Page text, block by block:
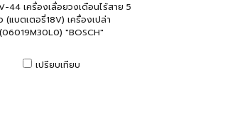
44 เครื่องเลื่อยวงเดือนไร้สาย 5
(แบตเตอรี่18V) เครื่องเปล่า
(06019M30L0) "BOSCH"
เปรียบเทียบ